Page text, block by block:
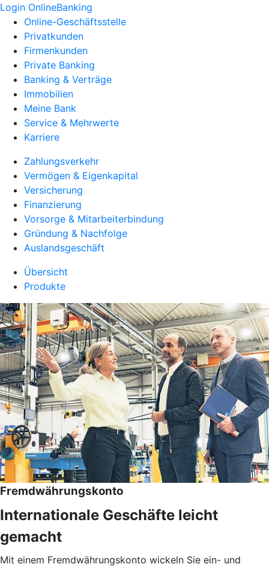
Login OnlineBanking
Online-Geschäftsstelle
Privatkunden
Firmenkunden
Private Banking
Banking & Verträge
Immobilien
Meine Bank
Service & Mehrwerte
Karriere
Zahlungsverkehr
Vermögen & Eigenkapital
Versicherung
Finanzierung
Vorsorge & Mitarbeiterbindung
Gründung & Nachfolge
Auslandsgeschäft
Übersicht
Produkte
Fremdwährungskonto
Internationale Geschäfte leicht
gemacht
Mit einem Fremdwährungskonto wickeln Sie ein- und